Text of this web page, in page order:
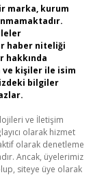
marka, kurum
haber niteliği
hakkında
ve kişiler ile isim
bilgiler
ve İletişim
olarak hizmet
olarak denetleme
Ancak, üyelerimiz
siteye üye olarak